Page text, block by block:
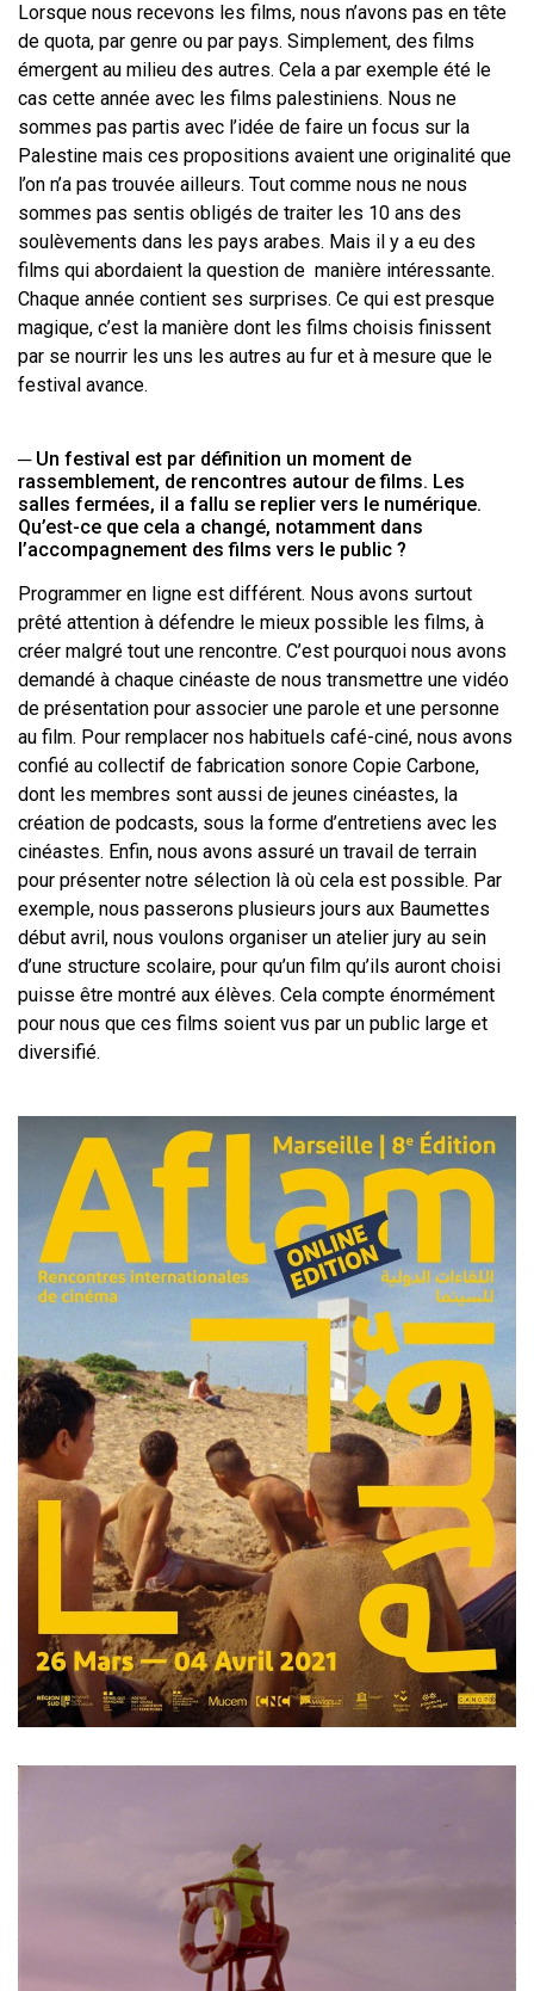
Lorsque nous recevons les films, nous n’avons pas en tête
de quota, par genre ou par pays. Simplement, des films
émergent au milieu des autres. Cela a par exemple été le
cas cette année avec les films palestiniens. Nous ne
sommes pas partis avec l’idée de faire un focus sur la
Palestine mais ces propositions avaient une originalité que
l’on n’a pas trouvée ailleurs. Tout comme nous ne nous
sommes pas sentis obligés de traiter les 10 ans des
soulèvements dans les pays arabes. Mais il y a eu des
films qui abordaient la question de manière intéressante.
Chaque année contient ses surprises. Ce qui est presque
magique, c’est la manière dont les films choisis finissent
par se nourrir les uns les autres au fur et à mesure que le
festival avance.
─ Un festival est par définition un moment de
rassemblement, de rencontres autour de films. Les
salles fermées, il a fallu se replier vers le numérique.
Qu’est-ce que cela a changé, notamment dans
l’accompagnement des films vers le public ?
Programmer en ligne est différent. Nous avons surtout
prêté attention à défendre le mieux possible les films, à
créer malgré tout une rencontre. C’est pourquoi nous avons
demandé à chaque cinéaste de nous transmettre une vidéo
de présentation pour associer une parole et une personne
au film. Pour remplacer nos habituels café-ciné, nous avons
confié au collectif de fabrication sonore Copie Carbone,
dont les membres sont aussi de jeunes cinéastes, la
création de podcasts, sous la forme d’entretiens avec les
cinéastes. Enfin, nous avons assuré un travail de terrain
pour présenter notre sélection là où cela est possible. Par
exemple, nous passerons plusieurs jours aux Baumettes
début avril, nous voulons organiser un atelier jury au sein
d’une structure scolaire, pour qu’un film qu’ils auront choisi
puisse être montré aux élèves. Cela compte énormément
pour nous que ces films soient vus par un public large et
diversifié.